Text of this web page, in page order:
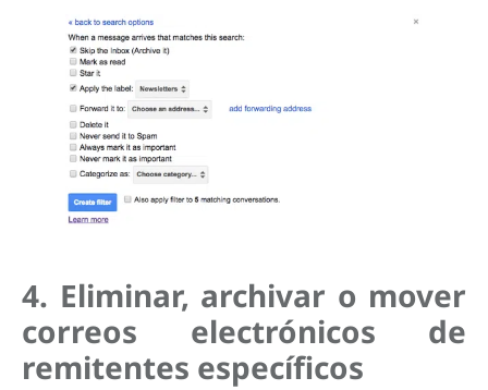
4. Eliminar, archivar o mover
correos electrónicos de
remitentes específicos